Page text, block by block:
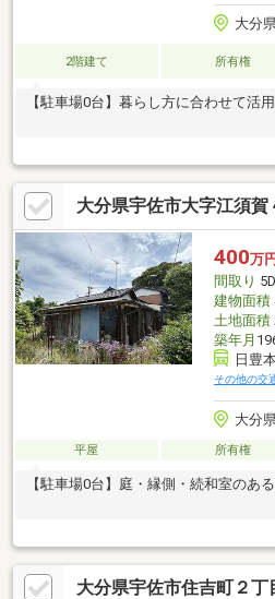
大分
2階建て 所有権
【駐車場0台】暮らし方に合わせて活
大分県宇佐市大字江須賀
400万円
間取り
建物面積
土地面積
築年月
日豊
その他の交
大分
平屋 所有権
【駐車場0台】庭・縁側・続和室のあ
大分県宇佐市住吉町２丁